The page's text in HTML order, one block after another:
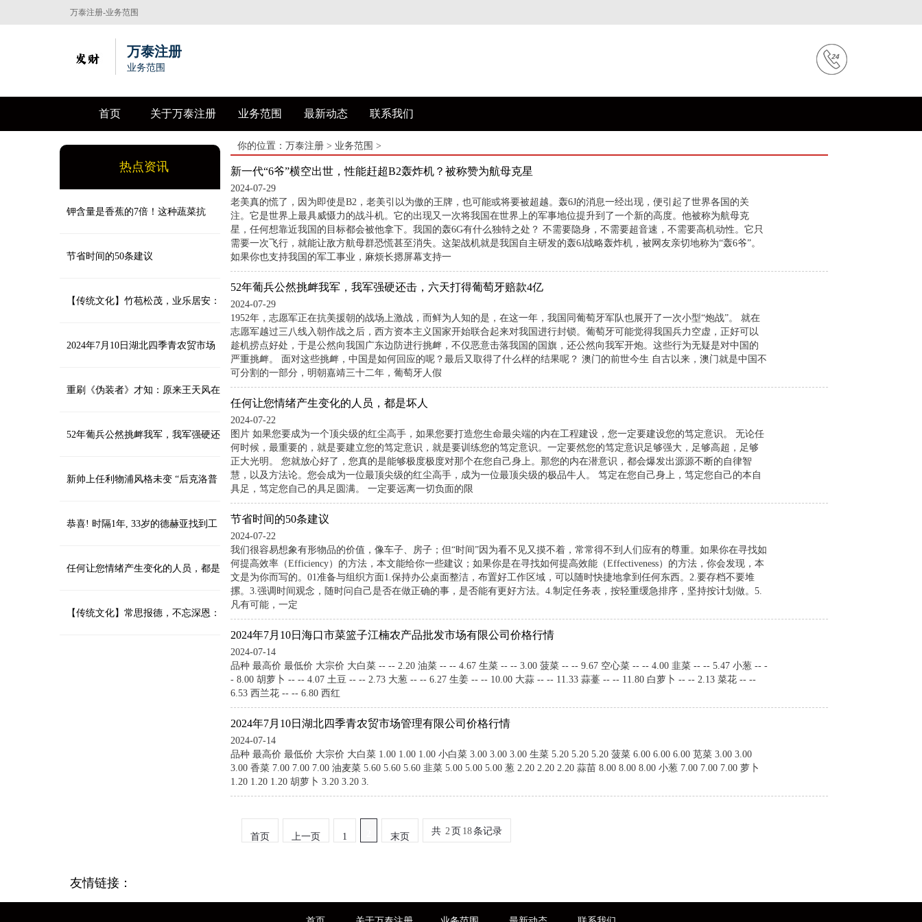
万泰注册-业务范围
万泰注册
业务范围
首页 关于万泰注册 业务范围 最新动态 联系我们
热点资讯
钾含量是香蕉的7倍！这种蔬菜抗
炎、抗氧化、保护心血管健康，很多
人都没吃过
节省时间的50条建议
【传统文化】竹苞松茂，业乐居安：
8幅对联祝你青山不老、富水长流
2024年7月10日湖北四季青农贸市场
管理有限公司价格行情
重刷《伪装者》才知：原来王天风在
飞机上就入了明台的圈套
52年葡兵公然挑衅我军，我军强硬还
击，六天打得葡萄牙赔款4亿
新帅上任利物浦风格未变 “后克洛普
时代”起步稳健
恭喜! 时隔1年, 33岁的德赫亚找到工
作了: 加盟意甲2冠王球队
任何让您情绪产生变化的人员，都是
坏人【传统文化】常思报德，不忘深恩：
你的位置： 万泰注册 > 业务范围 >
新一代“6爷”横空出世，性能赶超B2轰炸机？被称赞为航母克星
2024-07-29
老美真的慌了，因为即使是B2，老美引以为傲的王牌，也可能或将要被超越。轰6J的消息一经出现，便引起了世界各国的关
注。它是世界上最具威慑力的战斗机。它的出现又一次将我国在世界上的军事地位提升到了一个新的高度。他被称为航母克
星，任何想靠近我国的目标都会被他拿下。我国的轰6G有什么独特之处？ 不需要隐身，不需要超音速，不需要高机动性。它只
需要一次飞行，就能让敌方航母群恐慌甚至消失。这架战机就是我国自主研发的轰6J战略轰炸机，被网友亲切地称为“轰6爷”。
如果你也支持我国的军工事业，麻烦长摁屏幕支持一
52年葡兵公然挑衅我军，我军强硬还击，六天打得葡萄牙赔款4亿
2024-07-29
1952年，志愿军正在抗美援朝的战场上激战，而鲜为人知的是，在这一年，我国同葡萄牙军队也展开了一次小型“炮战”。 就在
志愿军越过三八线入朝作战之后，西方资本主义国家开始联合起来对我国进行封锁。葡萄牙可能觉得我国兵力空虚，正好可以
趁机捞点好处，于是公然向我国广东边防进行挑衅，不仅恶意击落我国的国旗，还公然向我军开炮。这些行为无疑是对中国的
严重挑衅。 面对这些挑衅，中国是如何回应的呢？最后又取得了什么样的结果呢？ 澳门的前世今生 自古以来，澳门就是中国不
可分割的一部分，明朝嘉靖三十二年，葡萄牙人假
任何让您情绪产生变化的人员，都是坏人
2024-07-22
图片 如果您要成为一个顶尖级的红尘高手，如果您要打造您生命最尖端的内在工程建设，您一定要建设您的笃定意识。 无论任
何时候，最重要的，就是要建立您的笃定意识，就是要训练您的笃定意识。一定要然您的笃定意识足够强大，足够高超，足够
正大光明。 您就放心好了，您真的是能够极度极度对那个在您自己身上。那您的内在潜意识，都会爆发出源源不断的自律智
慧，以及方法论。您会成为一位最顶尖级的红尘高手，成为一位最顶尖级的极品牛人。 笃定在您自己身上，笃定您自己的本自
具足，笃定您自己的具足圆满。 一定要远离一切负面的限
节省时间的50条建议
2024-07-22
我们很容易想象有形物品的价值，像车子、房子；但“时间”因为看不见又摸不着，常常得不到人们应有的尊重。如果你在寻找如
何提高效率（Efficiency）的方法，本文能给你一些建议；如果你是在寻找如何提高效能（Effectiveness）的方法，你会发现，本
文是为你而写的。01准备与组织方面1.保持办公桌面整洁，布置好工作区域，可以随时快捷地拿到任何东西。2.要存档不要堆
摞。3.强调时间观念，随时问自己是否在做正确的事，是否能有更好方法。4.制定任务表，按轻重缓急排序，坚持按计划做。5.
凡有可能，一定
2024年7月10日海口市菜篮子江楠农产品批发市场有限公司价格行情
2024-07-14
品种 最高价 最低价 大宗价 大白菜 -- -- 2.20 油菜 -- -- 4.67 生菜 -- -- 3.00 菠菜 -- -- 9.67 空心菜 -- -- 4.00 韭菜 -- -- 5.47 小葱 -- -
- 8.00 胡萝卜 -- -- 4.07 土豆 -- -- 2.73 大葱 -- -- 6.27 生姜 -- -- 10.00 大蒜 -- -- 11.33 蒜薹 -- -- 11.80 白萝卜 -- -- 2.13 菜花 -- --
6.53 西兰花 -- -- 6.80 西红
2024年7月10日湖北四季青农贸市场管理有限公司价格行情
2024-07-14
品种 最高价 最低价 大宗价 大白菜 1.00 1.00 1.00 小白菜 3.00 3.00 3.00 生菜 5.20 5.20 5.20 菠菜 6.00 6.00 6.00 苋菜 3.00 3.00
3.00 香菜 7.00 7.00 7.00 油麦菜 5.60 5.60 5.60 韭菜 5.00 5.00 5.00 葱 2.20 2.20 2.20 蒜苗 8.00 8.00 8.00 小葱 7.00 7.00 7.00 萝卜
1.20 1.20 1.20 胡萝卜 3.20 3.20 3.
首页 上一页 1 末页
共 2页 18条记录
友情链接：